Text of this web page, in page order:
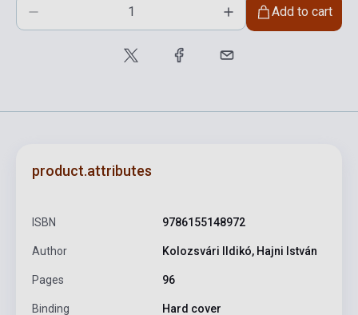
Add to cart
product.attributes
ISBN 9786155148972
Author Kolozsvári Ildikó, Hajni István
Pages 96
Binding Hard cover